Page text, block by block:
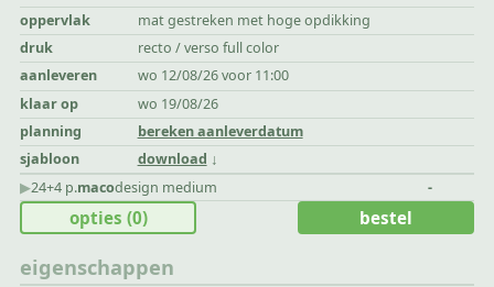
oppervlak
mat gestreken met hoge opdikking
druk
recto / verso full color
aanleveren
wo 12/08/26 voor 11:00
klaar op
wo 19/08/26
planning
bereken aanleverdatum
sjabloon
download
▶︎24+4 p.macodesign medium -
eigenschappen
opties (0) bestel